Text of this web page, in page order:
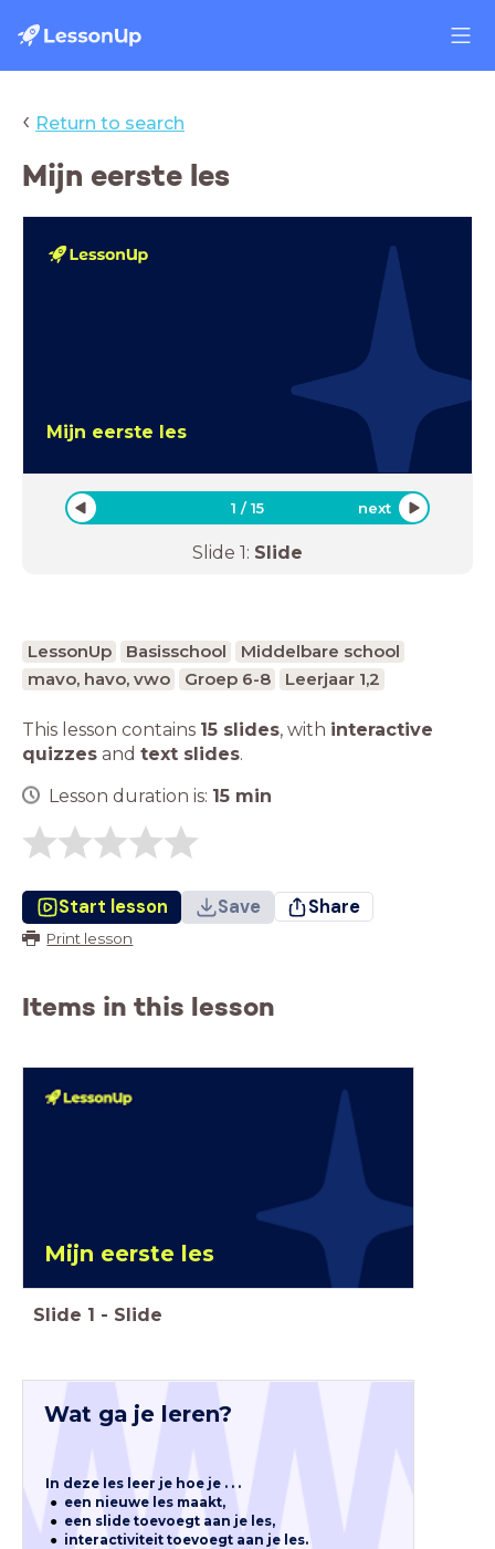
‹ Return to search
Mijn eerste les
Mijn eerste les
1 /15 next
Slide 1: Slide
LessonUp Basisschool
Middelbare school
mavo, havo, vwo
Groep 6-8 Leerjaar 1,2
This lesson contains 15 slides, with interactive
quizzes and text slides.
Lesson duration is: 15 min
Start lesson Save Share
Print lesson
Items in this lesson
Mijn eerste les
Slide 1 - Slide
Wat ga je leren?
In deze les leer je hoe je . . .
een nieuwe les maakt,
een slide toevoegt aan je les,
interactiviteit toevoegt aan je les.